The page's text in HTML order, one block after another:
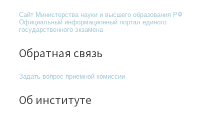
Сайт Министерства науки и высшего образования РФ
Официальный информационный портал единого
государственного экзамена
Обратная связь
Задать вопрос приемной комиссии
Об институте